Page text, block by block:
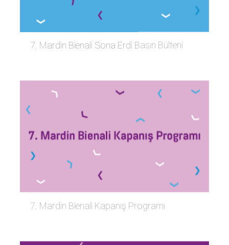
7. Mardin Bienali Sona Erdi Basın Bülteni
7. Mardin Bienali Kapanış Programı